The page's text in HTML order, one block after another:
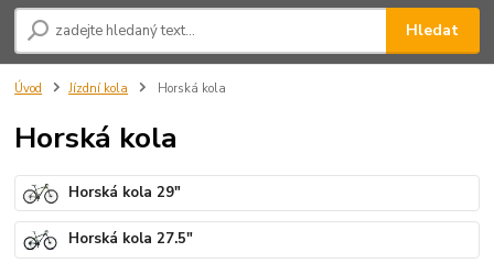
Hledat
Úvod Jízdní kola Horská kola
Horská kola
Horská kola 29"
Horská kola 27.5"